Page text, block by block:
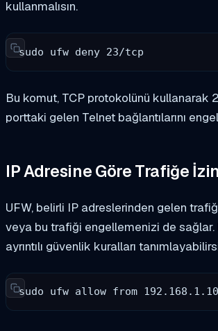
kullanmalısın.
sudo ufw deny 23/tcp
Bu komut, TCP protokolünü kullanarak
porttaki gelen Telnet bağlantılarını
IP Adresine Göre Trafiğe
UFW, belirli IP adreslerinden gelen
veya bu trafiği engellemenizi de
ayrıntılı güvenlik kuralları
sudo ufw allow from 192.168.1.10